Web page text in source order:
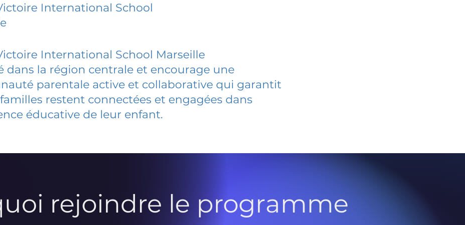
International School
International School Marseille
dans la région centrale et encourage une
parentale active et collaborative qui garantit
restent connectées et engagées dans
éducative de leur enfant.
rejoindre le programme